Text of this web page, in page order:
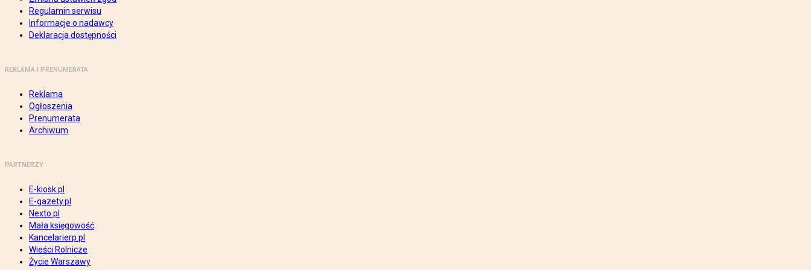
Regulamin serwisu
Informacje o nadawcy
Deklaracja dostępności
REKLAMA I PRENUMERATA
Reklama
Ogłoszenia
Prenumerata
Archiwum
PARTNERZY
E-kiosk.pl
E-gazety.pl
Nexto.pl
Mała księgowość
Kancelarierp.pl
Wieści Rolnicze
Życie Warszawy